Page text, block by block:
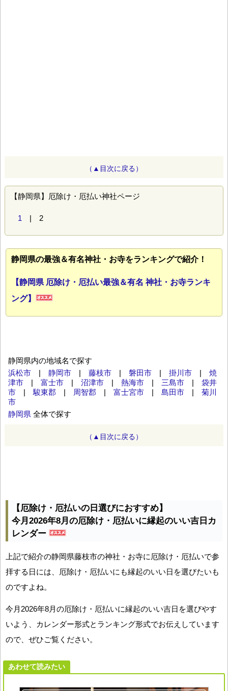
（▲目次に戻る）
【静岡県】厄除け・厄払い神社ページ
1 | 2
静岡県の最強＆有名神社・お寺をランキングで紹介！
【静岡県 厄除け・厄払い最強＆有名 神社・お寺ランキ
ング】
静岡県内の地域名で探す
浜松市 | 静岡市 | 藤枝市 | 磐田市 | 掛川市 | 焼
津市 | 富士市 | 沼津市 | 熱海市 | 三島市 | 袋井
市 | 駿東郡 | 周智郡 | 富士宮市 | 島田市 | 菊川
市
静岡県 全体で探す
（▲目次に戻る）
【厄除け・厄払いの日選びにおすすめ】
今月2026年8月の厄除け・厄払いに縁起のいい吉日カ
レンダー
上記で紹介の静岡県藤枝市の神社・お寺に厄除け・厄払いで参
拝する日には、厄除け・厄払いにも縁起のいい日を選びたいも
のですよね。
今月2026年8月の厄除け・厄払いに縁起のいい吉日を選びやす
いよう、カレンダー形式とランキング形式でお伝えしています
ので、ぜひご覧ください。
あわせて読みたい